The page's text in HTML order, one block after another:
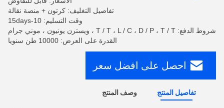
تفاصيل التغليف: كرتون + منصة نقالة
وقت التسليم: 10-15days
شروط الدفع: T / T ، L / C ، D / P ، T / T ، ويسترن يونيون ، موني جرام
القدرة على العرض: 10000 طن سنويا
احصل على افضل سعر
تفاصيل المنتج وصف المنتج